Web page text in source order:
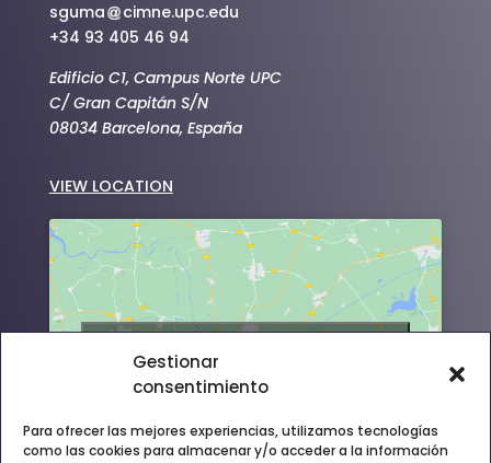
Gestionar
consentimiento
Para ofrecer las mejores experiencias, utilizamos tecnologías
como las cookies para almacenar y/o acceder a la información
sguma
cimne.upc.edu
+34 93 405 46 94
Edificio C1, Campus Norte UPC
C/ Gran Capitán S/N
08034 Barcelona, España
VIEW LOCATION
marketing y permitir este contenido